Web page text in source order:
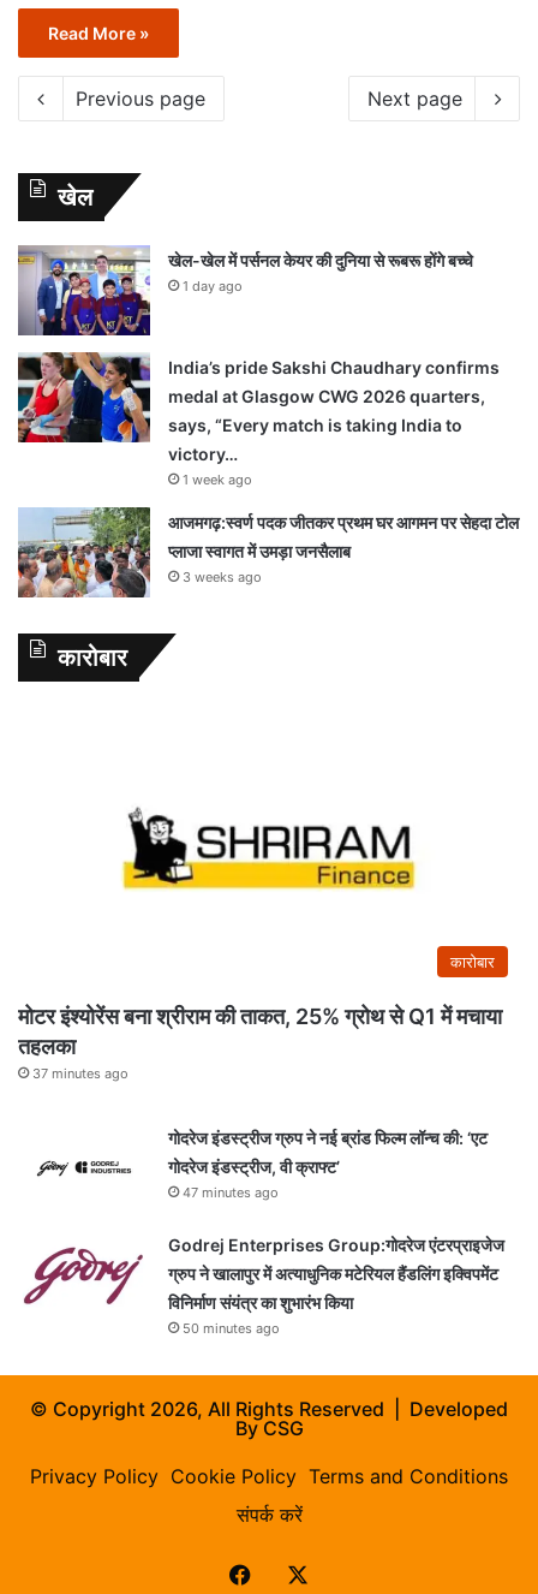
Read More »
Previous page Next page
खेल
खेल-खेल में पर्सनल केयर की दुनिया से रूबरू होंगे बच्चे
1 day ago
India’s pride Sakshi Chaudhary confirms
medal at Glasgow CWG 2026 quarters,
says, “Every match is taking India to
victory…
1 week ago
आजमगढ़:स्वर्ण पदक जीतकर प्रथम घर आगमन पर सेहदा टोल
प्लाजा स्वागत में उमड़ा जनसैलाब
3 weeks ago
कारोबार
कारोबार
मोटर इंश्योरेंस बना श्रीराम की ताकत, 25% ग्रोथ से Q1 में मचाया
तहलका
37 minutes ago
गोदरेज इंडस्ट्रीज ग्रुप ने नई ब्रांड फिल्म लॉन्च की: ‘एट
गोदरेज इंडस्ट्रीज, वी क्राफ्ट’
47 minutes ago
Godrej Enterprises Group:गोदरेज एंटरप्राइजेज
ग्रुप ने खालापुर में अत्याधुनिक मटेरियल हैंडलिंग इक्विपमेंट
विनिर्माण संयंत्र का शुभारंभ किया
50 minutes ago
© Copyright 2026, All Rights Reserved | Developed
ByCSG
Privacy Policy Cookie Policy Terms and Conditions
संपर्क करें
Facebook